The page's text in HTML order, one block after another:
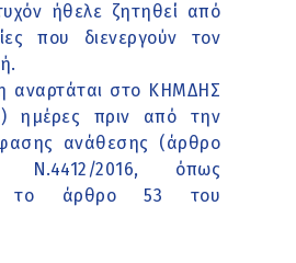
ήθελε ζητηθεί από
που διενεργούν τον
αναρτάται στο ΚΗΜΔΗΣ
ημέρες πριν από την
ανάθεσης (άρθρο
2016, όπως
το άρθρο 53 του